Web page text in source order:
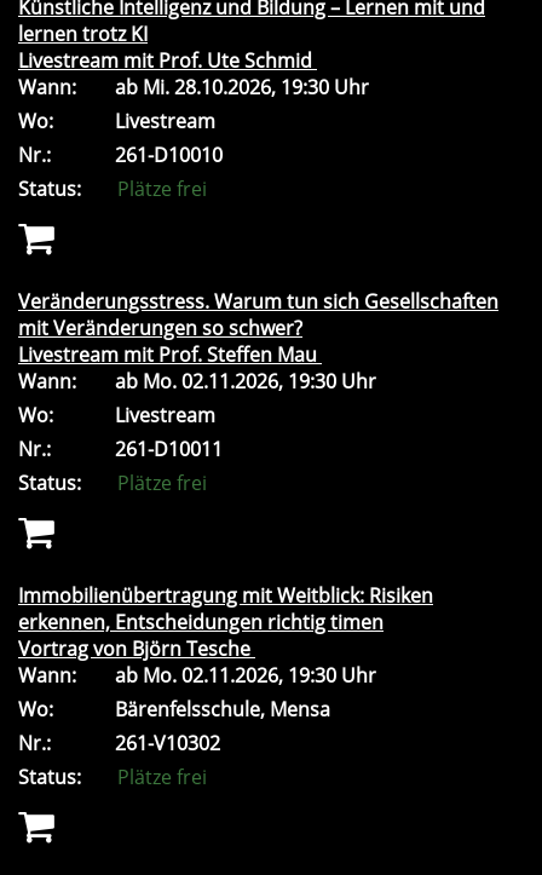
Künstliche Intelligenz und Bildung – Lernen mit und
lernen trotz KI
Livestream mit Prof. Ute Schmid
Wann:
ab Mi.28.10.2026, 19:30 Uhr
Wo:
Livestream
Nr.:
261-D10010
Status:
Plätze frei
Veränderungsstress. Warum tun sich Gesellschaften
mit Veränderungen so schwer?
Livestream mit Prof. Steffen Mau
Wann:
ab Mo.02.11.2026, 19:30 Uhr
Wo:
Livestream
Nr.:
261-D10011
Status:
Plätze frei
Immobilienübertragung mit Weitblick: Risiken
erkennen, Entscheidungen richtig timen
Vortrag von Björn Tesche
Wann:
ab Mo.02.11.2026, 19:30 Uhr
Wo:
Bärenfelsschule, Mensa
Nr.:
261-V10302
Status:
Plätze frei